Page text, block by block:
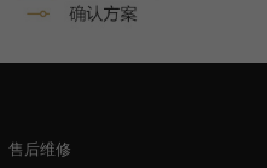
售后维修